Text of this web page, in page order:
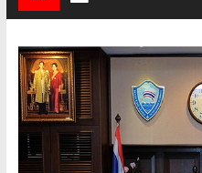
สภาธุรกิจไทย-เวียดนาม เข้าร่ว